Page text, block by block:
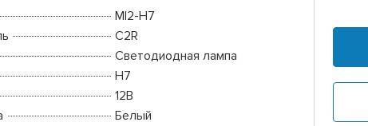
MI2-H7
C2R
Светодиодная лампа
H7
12В
Белый